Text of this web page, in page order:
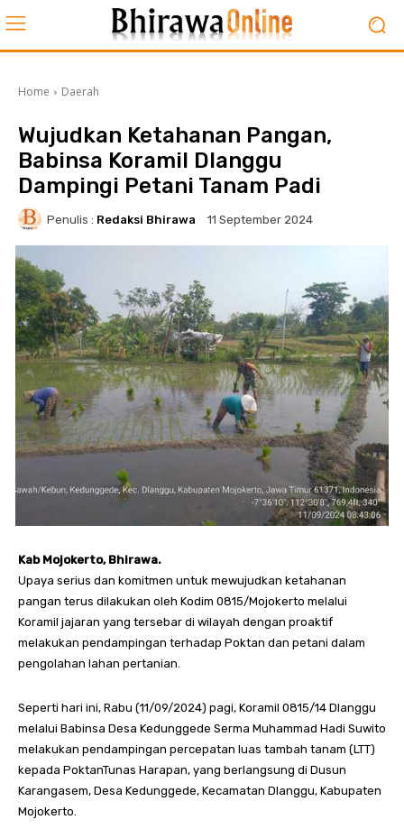
Home Daerah
Wujudkan Ketahanan Pangan,
Babinsa Koramil Dlanggu
Dampingi Petani Tanam Padi
Penulis : Redaksi Bhirawa 11 September 2024
Kab Mojokerto, Bhirawa.
Upaya serius dan komitmen untuk mewujudkan ketahanan
pangan terus dilakukan oleh Kodim 0815/Mojokerto melalui
Koramil jajaran yang tersebar di wilayah dengan proaktif
melakukan pendampingan terhadap Poktan dan petani dalam
pengolahan lahan pertanian.
Seperti hari ini, Rabu (11/09/2024) pagi, Koramil 0815/14 Dlanggu
melalui Babinsa Desa Kedunggede Serma Muhammad Hadi Suwito
melakukan pendampingan percepatan luas tambah tanam (LTT)
kepada PoktanTunas Harapan, yang berlangsung di Dusun
Karangasem, Desa Kedunggede, Kecamatan Dlanggu, Kabupaten
Mojokerto.